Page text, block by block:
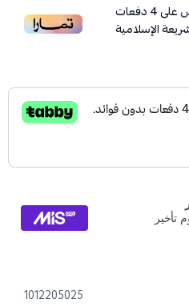
على4دفعات
الإسلامية
1012205025